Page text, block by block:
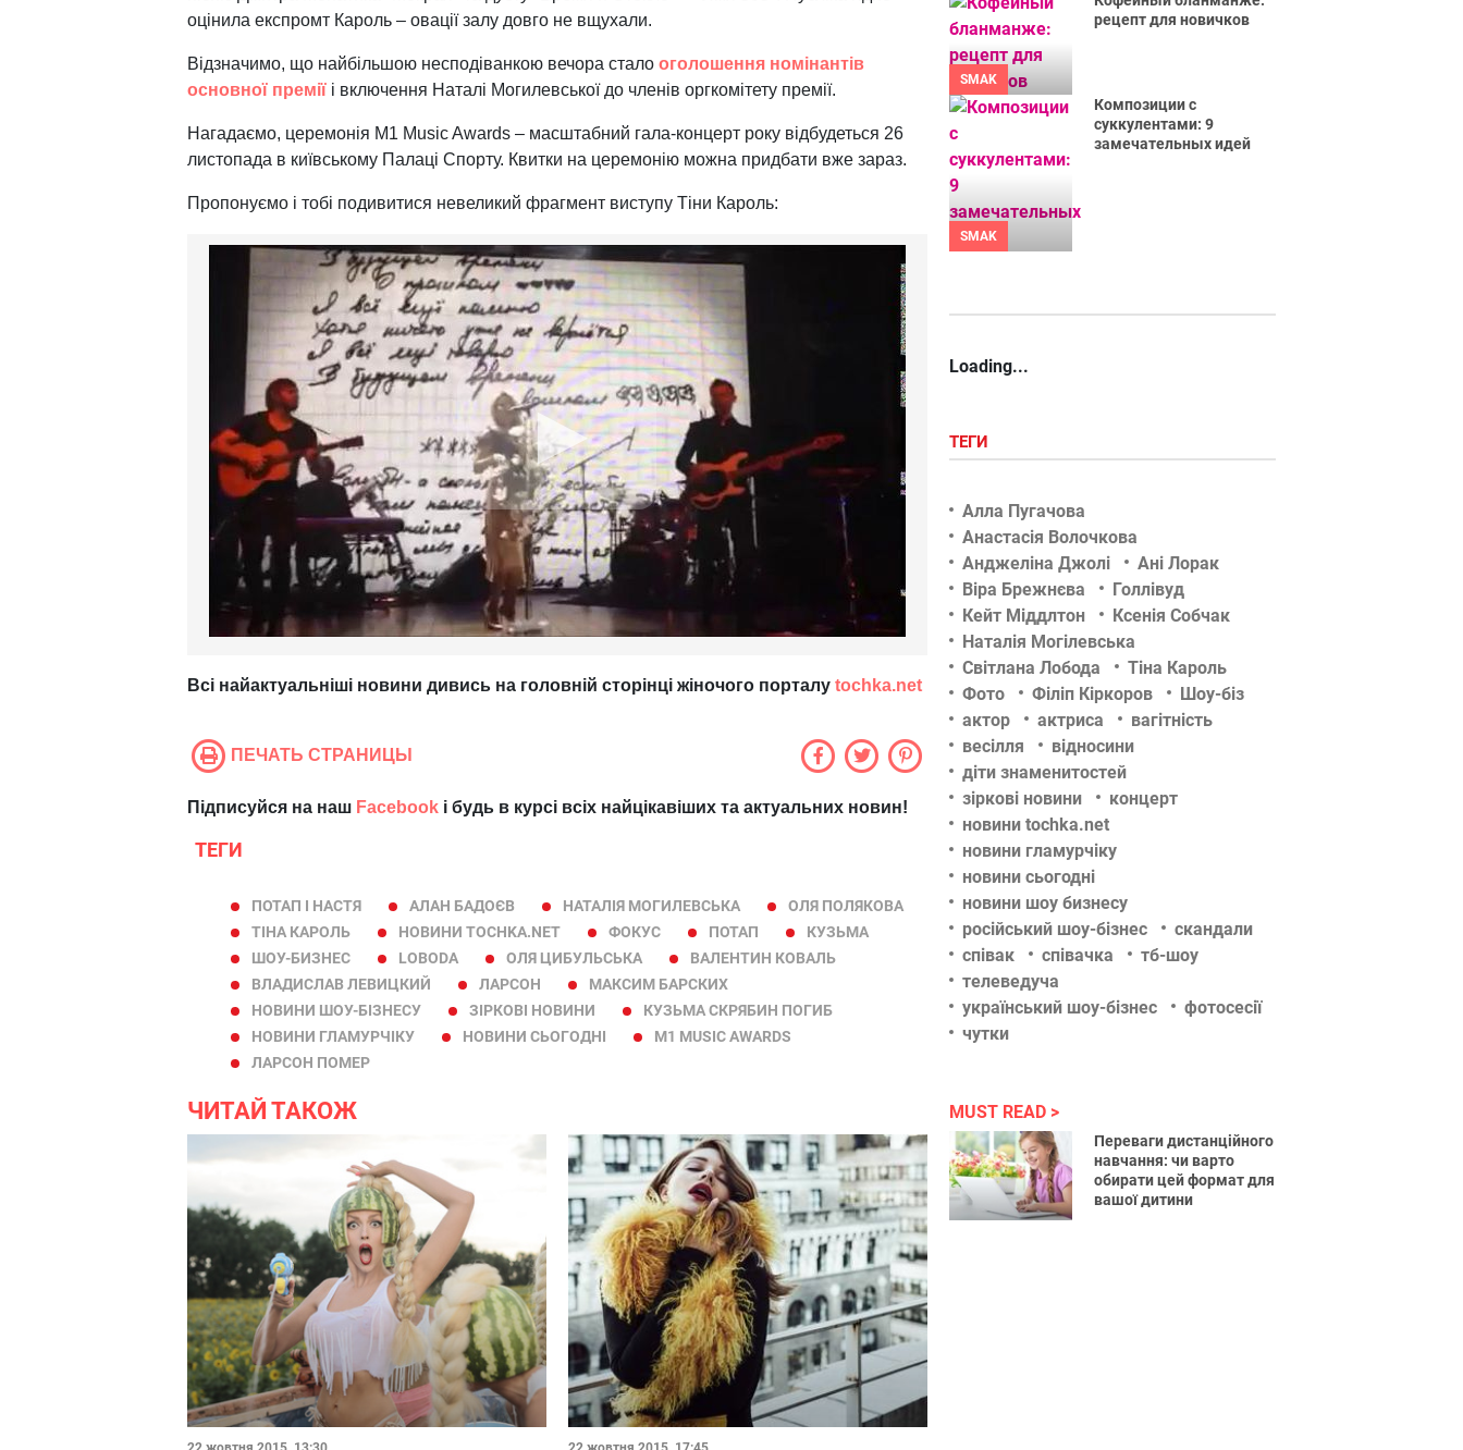
оцінила експромт Кароль – овації залу довго не вщухали.
Відзначимо, що найбільшою несподіванкою вечора стало оголошення номінантів
основної премії і включення Наталі Могилевської до членів оргкомітету премії.
Нагадаємо, церемонія M1 Music Awards – масштабний гала-концерт року відбудеться 26
листопада в київському Палаці Спорту. Квитки на церемонію можна придбати вже зараз.
Пропонуємо і тобі подивитися невеликий фрагмент виступу Тіни Кароль:
Всі найактуальніші новини дивись на головній сторінці жіночого порталу tochka.net
ПЕЧАТЬ СТРАНИЦЫ
Підписуйся на наш Facebook і будь в курсі всіх найцікавіших та актуальних новин!
ТЕГИ
ПОТАП І НАСТЯ АЛАН БАДОЄВ НАТАЛІЯ МОГИЛЕВСЬКА
ОЛЯ ПОЛЯКОВА
ТІНА КАРОЛЬ
НОВИНИ TOCHKA.NET ФОКУС ПОТАП
КУЗЬМА
ШОУ-БИЗНЕС
LOBODA ОЛЯ ЦИБУЛЬСЬКА
ВАЛЕНТИН КОВАЛЬ
ВЛАДИСЛАВ ЛЕВИЦКИЙ
ЛАРСОН
МАКСИМ БАРСКИХ
НОВИНИ ШОУ-БІЗНЕСУ
ЗІРКОВІ НОВИНИ
КУЗЬМА СКРЯБИН ПОГИБ
НОВИНИ ГЛАМУРЧІКУ
НОВИНИ СЬОГОДНІ
M1 MUSIC AWARDS
ЛАРСОН ПОМЕР
ЧИТАЙ ТАКОЖ
SMAK
рецепт для новичков
SMAK
Композиции с
суккулентами: 9
замечательных идей
Loading...
ТЕГИ
Алла Пугачова
Анастасія Волочкова
Анджеліна Джолі
Ані Лорак
Віра Брежнєва
Голлівуд
Кейт Міддлтон
Ксенія Собчак
Наталія Могілевська
Світлана Лобода
Тіна Кароль
Фото
Філіп Кіркоров
Шоу-біз
актор
актриса
вагітність
весілля
відносини
діти знаменитостей
зіркові новини
концерт
новини tochka.net
новини гламурчіку
новини сьогодні
новини шоу бизнесу
російський шоу-бізнес
скандали
співак
співачка
тб-шоу
телеведуча
український шоу-бізнес
фотосесії
чутки
MUST READ
Переваги дистанційного
навчання: чи варто
обирати цей формат для
вашої дитини